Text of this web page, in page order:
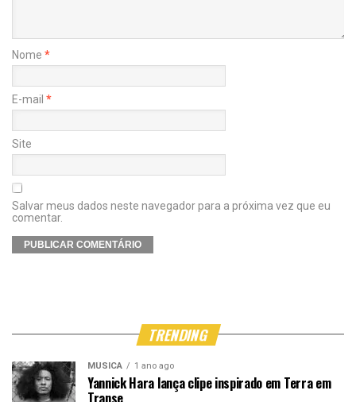
Nome *
E-mail *
Site
Salvar meus dados neste navegador para a próxima vez que eu
comentar.
TRENDING
MÚSICA 1 ano ago
Yannick Hara lança clipe inspirado em Terra em
Transe